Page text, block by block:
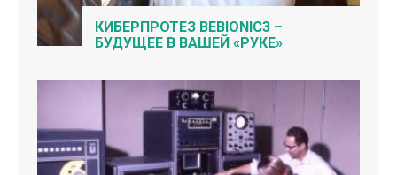
КИБЕРПРОТЕЗ BEBIONIC3 –
БУДУЩЕЕ В ВАШЕЙ «РУКЕ»